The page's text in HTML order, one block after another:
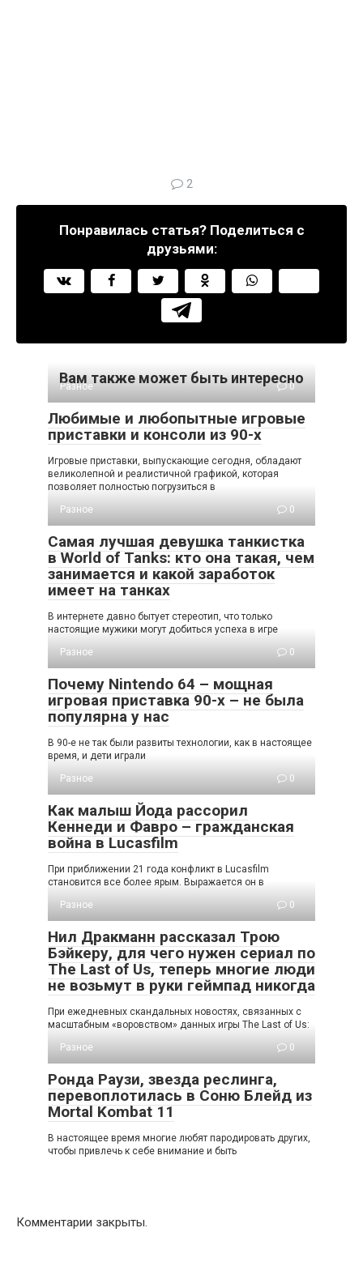
2
Понравилась статья? Поделиться с
друзьями:
Вам также может быть интересно
Разное 0
Любимые и любопытные игровые
приставки и консоли из 90-х
Игровые приставки, выпускающие сегодня, обладают
великолепной и реалистичной графикой, которая
позволяет полностью погрузиться в
Разное
0
Самая лучшая девушка танкистка
в World of Tanks: кто она такая, чем
занимается и какой заработок
имеет на танках
В интернете давно бытует стереотип, что только
настоящие мужики могут добиться успеха в игре
Разное
0
Почему Nintendo 64 – мощная
игровая приставка 90-х – не была
популярна у нас
В 90-е не так были развиты технологии, как в настоящее
время, и дети играли
Разное
0
Как малыш Йода рассорил
Кеннеди и Фавро – гражданская
война в Lucasfilm
При приближении 21 года конфликт в Lucasfilm
становится все более ярым. Выражается он в
Разное
0
Нил Дракманн рассказал Трою
Бэйкеру, для чего нужен сериал по
The Last of Us, теперь многие люди
не возьмут в руки геймпад никогда
При ежедневных скандальных новостях, связанных с
масштабным «воровством» данных игры The Last of Us:
Разное
0
Ронда Раузи, звезда реслинга,
перевоплотилась в Соню Блейд из
Mortal Kombat 11
В настоящее время многие любят пародировать других,
чтобы привлечь к себе внимание и быть
Комментарии закрыты.